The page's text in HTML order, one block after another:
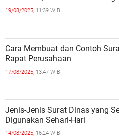
19/08/2025, 11:39 WIB
Cara Membuat dan Contoh
Rapat Perusahaan
17/08/2025, 13:47 WIB
Jenis-Jenis Surat Dinas yang
Digunakan Sehari-Hari
14/08/2025, 16:24 WIB